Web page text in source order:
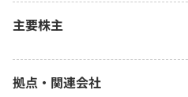
主要株主
拠点・関連会社